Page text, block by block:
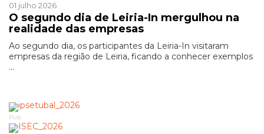
01 julho 2026
O segundo dia de Leiria-In mergulhou na
realidade das empresas
Ao segundo dia, os participantes da Leiria-In visitaram
empresas da região de Leiria, ficando a conhecer exemplos
...
Pub